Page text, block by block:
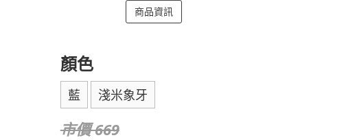
商品資訊
顏色
藍 淺米象牙
市價 669